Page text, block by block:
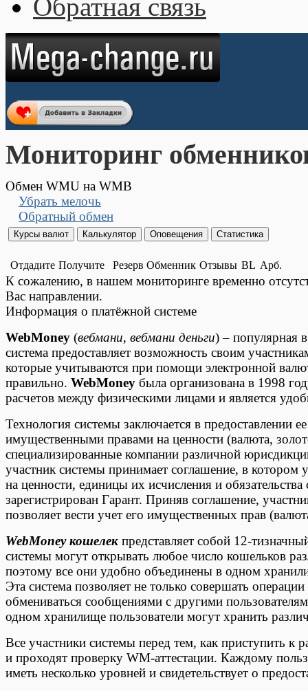
Обратная связь
Мониторинг
Обмен WMU на WMB
Убрать мелочь
Обратный обмен
Отдадите Получите Резерв Обменник Отзывы BL Арб.
К сожалению, в нашем мониторинге временно
Вас направлении.
Информация о платёжной системе
WebMoney (вебмани, вебмани деньги) – популярная
система предоставляет возможность своим
которые учитываются при помощи электронной
правильно. WebMoney была организована в 1998
расчетов между физическими лицами и является
Технология системы заключается в предоставлении
имущественными правами на ценности (валюта,
специализированные компании различной
участник системы принимает соглашение, в
на ценности, единицы их исчисления и
зарегистрирован Гарант. Приняв соглашение,
позволяет вести учет его имущественных прав
WebMoney кошелек представляет собой 12-
системы могут открывать любое число кошельков
поэтому все они удобно объединены в одном
Эта система позволяет не только совершать
обмениваться сообщениями с другими
одном хранилище пользователи могут хранить
Все участники системы перед тем, как приступить к
и проходят проверку WM-аттестации. Каждому
иметь несколько уровней и свидетельствует о